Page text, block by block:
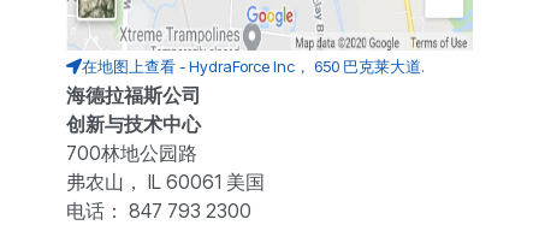
在地图上查看 - HydraForce Inc， 650 巴克莱大道.
海德拉福斯公司
创新与技术中心
700林地公园路
弗农山， IL 60061 美国
电话： 847 793 2300